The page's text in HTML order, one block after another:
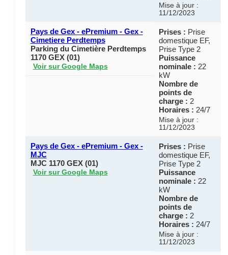
Mise à jour :
11/12/2023
Pays de Gex - ePremium - Gex -
Cimetiere Perdtemps
Parking du Cimetière Perdtemps
1170 GEX (01)
Voir sur Google Maps
Prises : Prise
domestique EF,
Prise Type 2
Puissance
nominale : 22
kW
Nombre de
points de
charge : 2
Horaires : 24/7
Mise à jour :
11/12/2023
Pays de Gex - ePremium - Gex -
MJC
MJC 1170 GEX (01)
Voir sur Google Maps
Prises : Prise
domestique EF,
Prise Type 2
Puissance
nominale : 22
kW
Nombre de
points de
charge : 2
Horaires : 24/7
Mise à jour :
11/12/2023